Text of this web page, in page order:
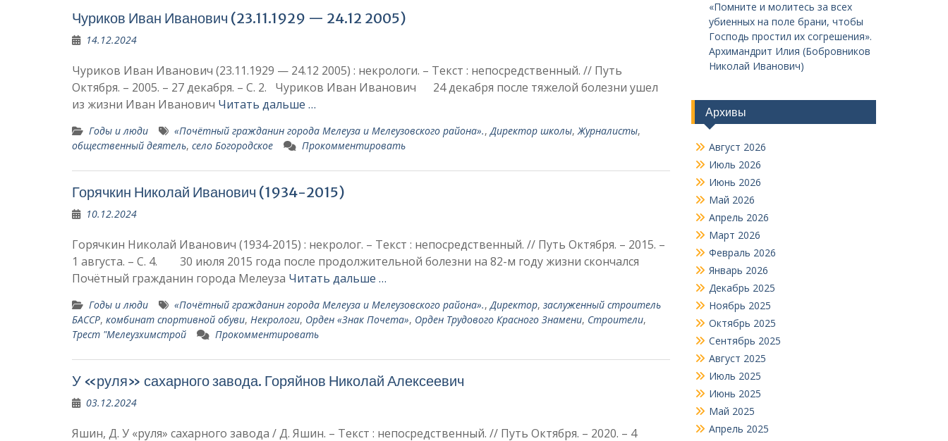
Чуриков Иван Иванович (23.11.1929 — 24.12 2005)
14.12.2024
Чуриков Иван Иванович (23.11.1929 — 24.12 2005) : некрологи. – Текст : непосредственный. // Путь
Октября. – 2005. – 27 декабря. – С. 2. Чуриков Иван Иванович 24 декабря после тяже­лой болезни ушел
из жизни Иван Иванович Читать дальше …
Годы и люди «Почётный гражда­нин города Мелеуза и Мелеузовского района».,Директор школы,Журналисты,
общественный деятель, село Богородское Прокомментировать
Горячкин Николай Иванович (1934-2015)
10.12.2024
Горячкин Николай Иванович (1934-2015) : некролог. – Текст : непосредственный. // Путь Октября. – 2015. –
1 августа. – С. 4. 30 июля 2015 года после продолжительной болез­ни на 82-м году жизни скончался
Почётный гражда­нин города Мелеуза Читать дальше …
Годы и люди «Почётный гражда­нин города Мелеуза и Мелеузовского района».,Директор, заслуженный строитель
БАССР, комбинат спортивной обуви, Некрологи, Орден «Знак Почета», Орден Трудового Красного Знамени, Строители,
Трест "Мелеузхимстрой
Прокомментировать
У «руля» сахарного завода. Горяйнов Николай Алексеевич
03.12.2024
Яшин, Д. У «руля» сахарного завода / Д. Яшин. – Текст : непосредственный. // Путь Октября. – 2020. – 4
«Помните и молитесь за всех
убиенных на поле брани, чтобы
Господь простил их согрешения».
Архимандрит Илия (Бобровников
Николай Иванович)
Архивы
Август 2026
Июль 2026
Июнь 2026
Май 2026
Апрель 2026
Март 2026
Февраль 2026
Январь 2026
Декабрь 2025
Ноябрь 2025
Октябрь 2025
Сентябрь 2025
Август 2025
Июль 2025
Июнь 2025
Май 2025
Апрель 2025